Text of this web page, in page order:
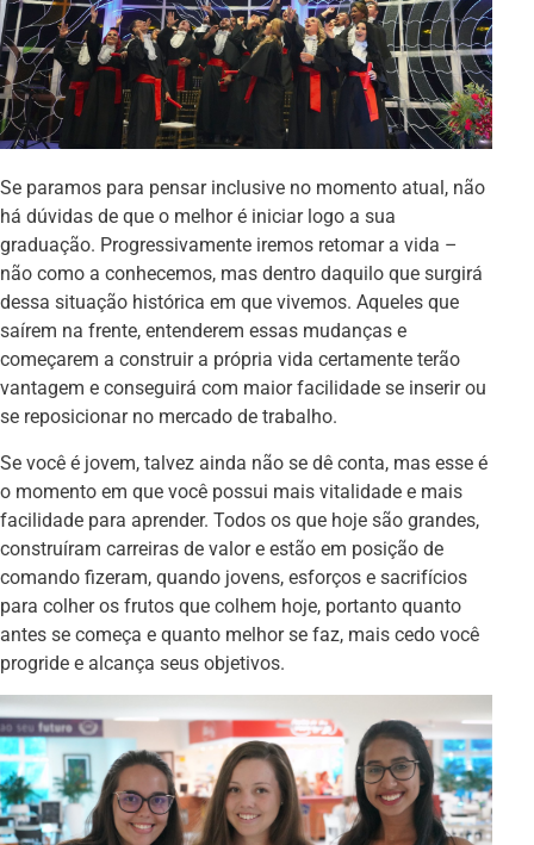
Se paramos para pensar inclusive no momento atual, não
há dúvidas de que o melhor é iniciar logo a sua
graduação. Progressivamente iremos retomar a vida –
não como a conhecemos, mas dentro daquilo que surgirá
dessa situação histórica em que vivemos. Aqueles que
saírem na frente, entenderem essas mudanças e
começarem a construir a própria vida certamente terão
vantagem e conseguirá com maior facilidade se inserir ou
se reposicionar no mercado de trabalho.
Se você é jovem, talvez ainda não se dê conta, mas esse é
o momento em que você possui mais vitalidade e mais
facilidade para aprender. Todos os que hoje são grandes,
construíram carreiras de valor e estão em posição de
comando fizeram, quando jovens, esforços e sacrifícios
para colher os frutos que colhem hoje, portanto quanto
antes se começa e quanto melhor se faz, mais cedo você
progride e alcança seus objetivos.